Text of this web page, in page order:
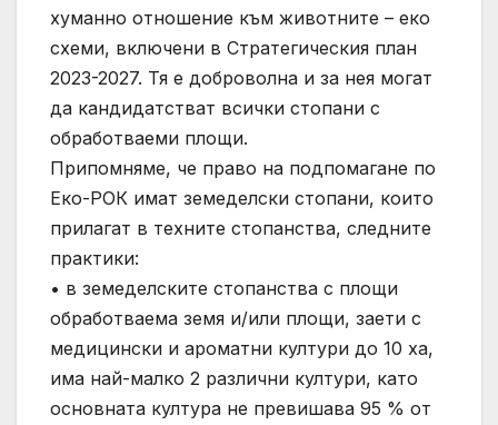
хуманно отношение към животните – еко
схеми, включени в Стратегическия план
2023-2027. Тя е доброволна и за нея могат
да кандидатстват всички стопани с
обработваеми площи.
Припомняме, че право на подпомагане по
Еко-РОК имат земеделски стопани, които
прилагат в техните стопанства, следните
практики:
• в земеделските стопанства с площи
обработваема земя и/или площи, заети с
медицински и ароматни култури до 10 ха,
има най-малко 2 различни култури, като
основната култура не превишава 95 % от